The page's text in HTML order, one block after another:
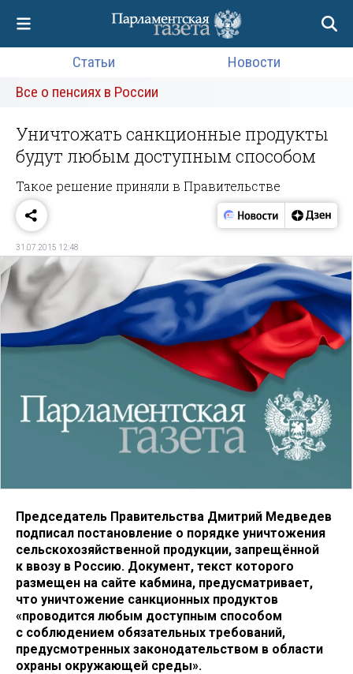
Статьи
Новости
Все о пенсиях в России
Уничтожать санкционные продукты
будут любым доступным способом
Такое решение приняли в Правительстве
31.07.2015 12:48
Председатель Правительства Дмитрий Медведев
подписал постановление о порядке уничтожения
сельскохозяйственной продукции, запрещённой
к ввозу в Россию. Документ, текст которого
размещен на сайте кабмина, предусматривает,
что уничтожение санкционных продуктов
«проводится любым доступным способом
с соблюдением обязательных требований,
предусмотренных законодательством в области
охраны окружающей среды».